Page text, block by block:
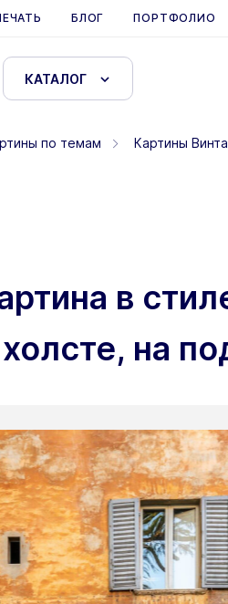
БЛОГ ПОРТФОЛИО
КАТАЛОГ
по темам Картины
в
на